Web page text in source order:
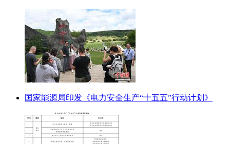
国家能源局印发《电力安全生产“十五五”行动计划》